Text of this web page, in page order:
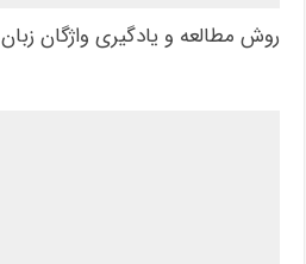
روش مطالعه و یادگیری واژگان زبان